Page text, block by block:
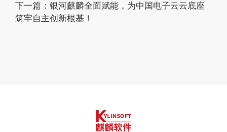
下一篇： 银河麒麟全面赋能，为中国电子云云底座
筑牢自主创新根基！